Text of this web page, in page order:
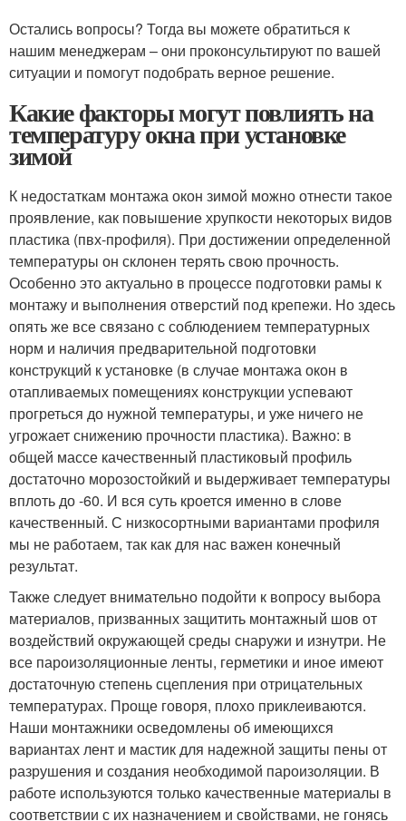
Остались вопросы? Тогда вы можете обратиться к
нашим менеджерам – они проконсультируют по вашей
ситуации и помогут подобрать верное решение.
Какие факторы могут повлиять на
температуру окна при установке
зимой
К недостаткам монтажа окон зимой можно отнести такое
проявление, как повышение хрупкости некоторых видов
пластика (пвх-профиля). При достижении определенной
температуры он склонен терять свою прочность.
Особенно это актуально в процессе подготовки рамы к
монтажу и выполнения отверстий под крепежи. Но здесь
опять же все связано с соблюдением температурных
норм и наличия предварительной подготовки
конструкций к установке (в случае монтажа окон в
отапливаемых помещениях конструкции успевают
прогреться до нужной температуры, и уже ничего не
угрожает снижению прочности пластика). Важно: в
общей массе качественный пластиковый профиль
достаточно морозостойкий и выдерживает температуры
вплоть до -60. И вся суть кроется именно в слове
качественный. С низкосортными вариантами профиля
мы не работаем, так как для нас важен конечный
результат.
Также следует внимательно подойти к вопросу выбора
материалов, призванных защитить монтажный шов от
воздействий окружающей среды снаружи и изнутри. Не
все пароизоляционные ленты, герметики и иное имеют
достаточную степень сцепления при отрицательных
температурах. Проще говоря, плохо приклеиваются.
Наши монтажники осведомлены об имеющихся
вариантах лент и мастик для надежной защиты пены от
разрушения и создания необходимой пароизоляции. В
работе используются только качественные материалы в
соответствии с их назначением и свойствами, не гонясь